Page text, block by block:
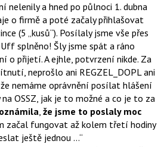
nelenily a hned po půlnoci 1. dubna
o firmě a poté začaly přihlašovat
(5 „kusů“). Posílaly jsme vše přes
splněno! Šly jsme spát a ráno
o přijetí. A ejhle, potvrzení nikde. Za
neprošlo ani REGZEL_DOPL ani
že nemáme oprávnění posílat hlášení
OSSZ, jak je to možné a co je to za
, že jsme to poslaly moc
začal fungovat až kolem třetí hodiny
ještě jednou …